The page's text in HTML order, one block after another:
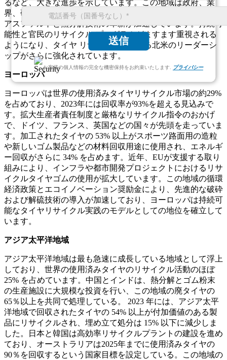
送信
お客様の個人情報の完全な機密保持をお約束いたします. プライバシー
るなど、大きな進歩を示しています。この地域は政府、業
界、研究機関間の強力な連携の恩恵を受けており、ゴム引き
アスファルトと熱分解技術の革新が加速しています。持続可
能性と官民のリサイクル プログラムがますます重視される
ようになり、タイヤ リサイクルにおける北米のリーダーシ
ップがさらに強化されています。
ヨーロッパ
ヨーロッパは世界の使用済みタイヤリサイクル市場の約29%
を占めており、2023年には回収率が93%を超える見込みで
す。拡大生産者責任制度と厳格なリサイクル指令のおかげ
で、ドイツ、フランス、英国などの国々が先頭を走っていま
す。加工されたタイヤの 53% 以上がスポーツ路面用の造粒
や新しいゴム製品などの材料回収用途に使用され、エネルギ
ー回収がさらに 34% を占めます。近年、EUが支援する取り
組みにより、インフラや都市開発プロジェクトにおけるリサ
イクルタイヤゴムの使用が拡大しています。この地域の循環
経済政策とエコイノベーション奨励金により、先進的な破砕
および解硫技術の導入が加速しており、ヨーロッパは持続可
能なタイヤリサイクル実践のモデルとしての地位を確立して
います。
アジア太平洋地域
アジア太平洋地域は最も急速に成長している地域として浮上
しており、世界の使用済みタイヤのリサイクル活動のほぼ
25% を占めています。中国とインドは、熱分解とゴム粉末
の生産施設に大規模な投資を行い、この地域の廃タイヤの
65％以上を共同で処理している。 2023 年には、アジア太平
洋地域で回収されたタイヤの 54% 以上が付加価値のある製
品にリサイクルされ、埋め立て処分は 15% 以下に減少しま
した。日本と韓国は高効率リサイクルプラントの建設を進め
ており、オーストラリアは2025年までに使用済みタイヤの
90％を回収するという国家目標を設定している。この地域の